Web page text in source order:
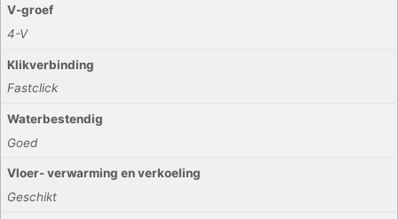
V-groef
4-V
Klikverbinding
Fastclick
Waterbestendig
Goed
Vloer- verwarming en verkoeling
Geschikt